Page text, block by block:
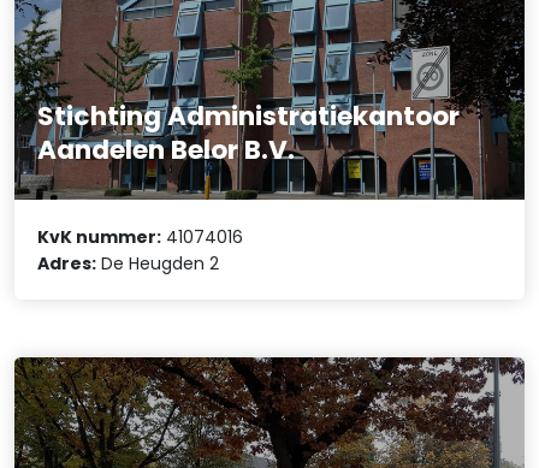
Stichting Administratiekantoor
Aandelen Belor B.V.
KvK nummer: 41074016
Adres: De Heugden 2